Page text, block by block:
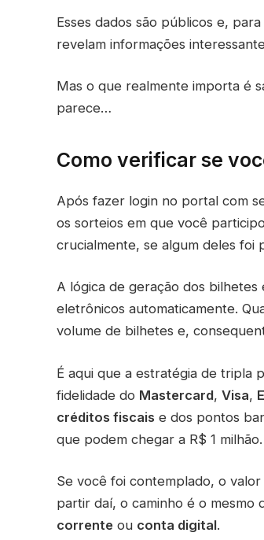
Esses dados são públicos e,
revelam informações
Mas o que realmente importa é
parece…
Como verificar se
Após fazer login no portal com
os sorteios em que você
crucialmente, se algum deles foi
A lógica de geração dos
eletrônicos automaticamente.
volume de bilhetes e,
É aqui que a estratégia de tripla
fidelidade do Mastercard, Visa,
créditos fiscais e dos pontos
que podem chegar a R$ 1 milhão.
Se você foi contemplado, o
partir daí, o caminho é o mesmo
corrente ou conta digital.